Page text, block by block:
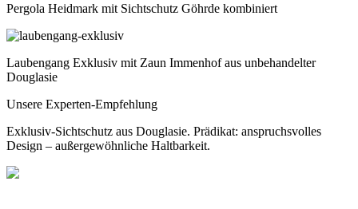
Pergola Heidmark mit Sichtschutz Göhrde kombiniert
Laubengang Exklusiv mit Zaun Immenhof aus unbehandelter
Douglasie
Unsere Experten-Empfehlung
Exklusiv-Sichtschutz aus Douglasie. Prädikat: anspruchsvolles
Design – außergewöhnliche Haltbarkeit.